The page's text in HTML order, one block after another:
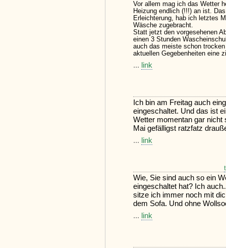
Vor allem mag ich das Wetter
Heizung endlich (!!!) an ist.
Erleichterung, hab ich letztes
Wäsche zugebracht.
Statt jetzt den vorgesehenen
einen 3 Stunden
auch das meiste schon
aktuellen Gegebenheiten eine
... link
Ich bin am Freitag auch
eingeschaltet. Und das ist
Wetter momentan gar nicht
Mai gefälligst ratzfatz
... link
Wie, Sie sind auch so ein
eingeschaltet hat? Ich
sitze ich immer noch mit
dem Sofa. Und ohne
... link